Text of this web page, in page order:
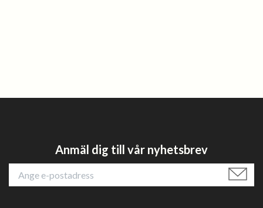
Anmäl dig till vår nyhetsbrev